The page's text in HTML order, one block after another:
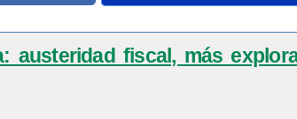
austeridad fiscal, más